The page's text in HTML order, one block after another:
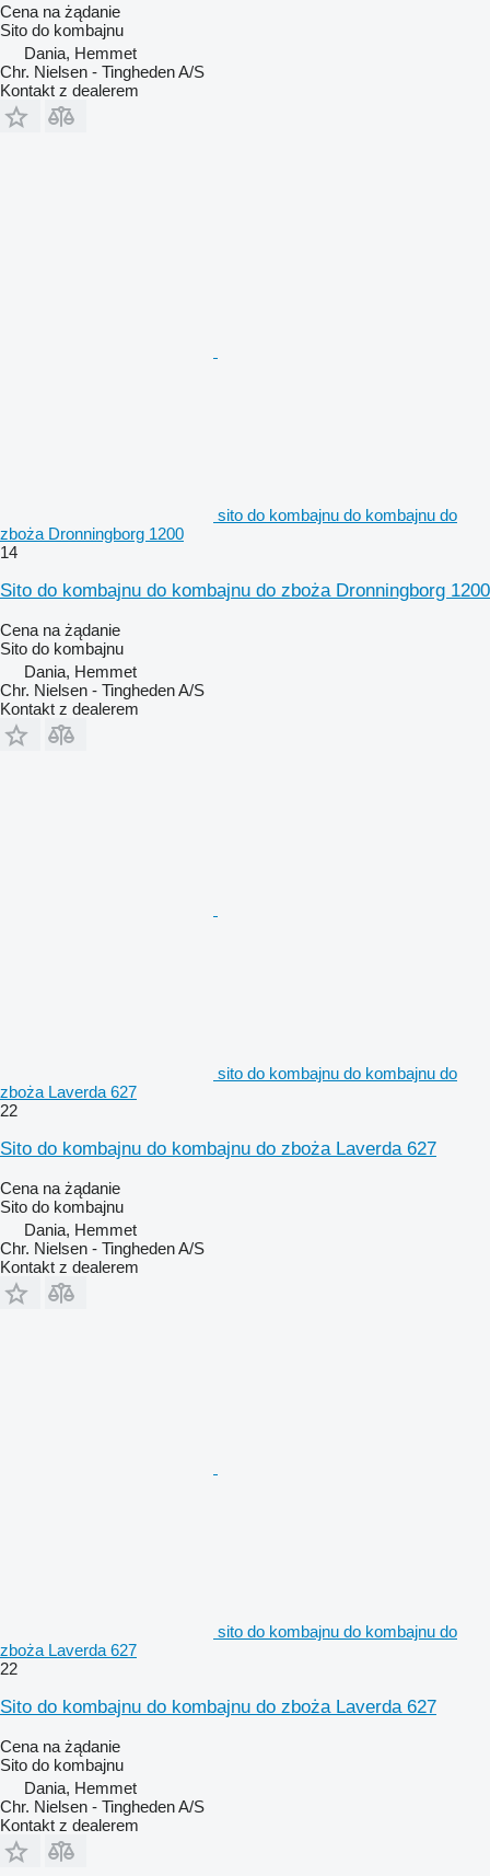
Cena na żądanie
Sito do kombajnu
Dania, Hemmet
Chr. Nielsen - Tingheden A/S
Kontakt z dealerem
sito do kombajnu do kombajnu do
zboża Dronningborg 1200
14
Sito do kombajnu do kombajnu do zboża Dronningborg 1200
Cena na żądanie
Sito do kombajnu
Dania, Hemmet
Chr. Nielsen - Tingheden A/S
Kontakt z dealerem
sito do kombajnu do kombajnu do
zboża Laverda 627
22
Sito do kombajnu do kombajnu do zboża Laverda 627
Cena na żądanie
Sito do kombajnu
Dania, Hemmet
Chr. Nielsen - Tingheden A/S
Kontakt z dealerem
sito do kombajnu do kombajnu do
zboża Laverda 627
22
Sito do kombajnu do kombajnu do zboża Laverda 627
Cena na żądanie
Sito do kombajnu
Dania, Hemmet
Chr. Nielsen - Tingheden A/S
Kontakt z dealerem